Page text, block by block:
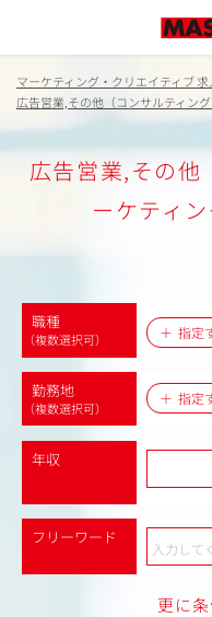
マーケティング・クリエイティブ
広告営業,その他（コンサルティン
広告営業,その他
ーケティ
職種
（複数選択可） 指定
勤務地
（複数選択可）
指定
年収
フリーワード
更に